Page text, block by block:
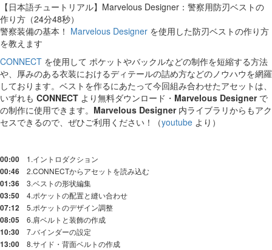
【日本語チュートリアル】Marvelous Designer：警察用防刃ベストの
作り方（24分48秒）
警察装備の基本！ Marvelous Designer を使用した防刃ベストの作り方
を教えます
CONNECT を使用して ポケットやバックルなどの制作を短縮する方法
や、厚みのある衣装におけるディテールの詰め方などのノウハウを網羅
しております。ベストを作るにあたって今回組み合わせたアセットは、
いずれも CONNECT より無料ダウンロード・ Marvelous Designerで
の制作に使用できます。 Marvelous Designer内ライブラリからもアク
セスできるので、ぜひご利用ください！（youtube より）
00:00 1.イントロダクション
00:46 2.CONNECTからアセットを読み込む
01:36 3.ベストの形状編集
03:50 4.ポケットの配置と縫い合わせ
07:12 5.ポケットのデザイン調整
08:05 6.肩ベルトと装飾の作成
10:30 7.バインダーの設定
13:00 8.サイド・背面ベルトの作成